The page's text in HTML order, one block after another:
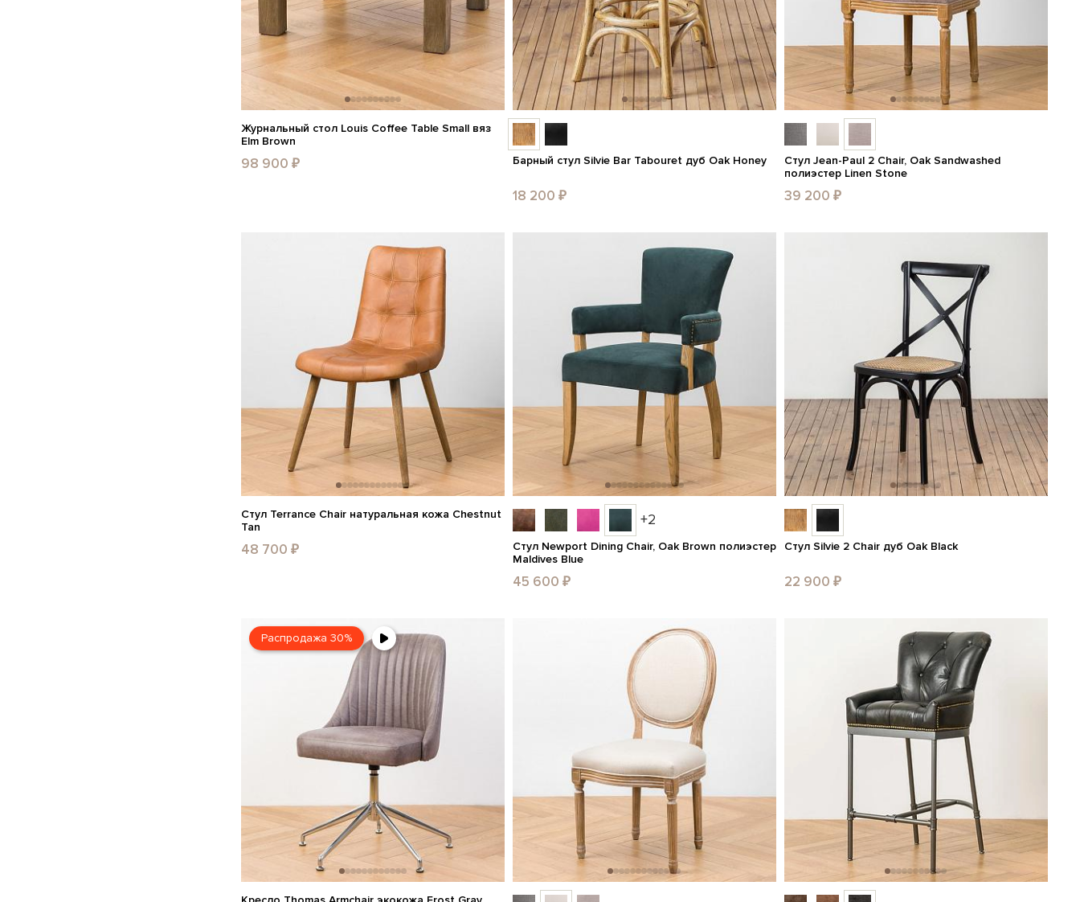
Журнальный стол Louis Coffee Table Small вяз
Elm Brown
98 900 ₽ Барный стул Silvie Bar Tabouret дуб Oak Honey
18 200 ₽
Стул Jean-Paul 2 Chair, Oak Sandwashed
полиэстер Linen Stone
39 200 ₽
Стул Terrance Chair натуральная кожа Chestnut
Tan
48 700 ₽
+2
Стул Newport Dining Chair, Oak Brown полиэстер
Maldives Blue
45 600 ₽
Стул Silvie 2 Chair дуб Oak Black
22 900 ₽
Распродажа 30%